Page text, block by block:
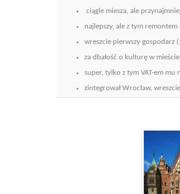
ciągle miesza, ale
najlepszy, ale z tym
wreszcie pierwszy gospodarz
za dbałość o kulturę w
super, tylko z tym VAT-em mu
zintegrował Wrocław,